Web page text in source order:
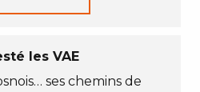
les VAE
ses chemins de